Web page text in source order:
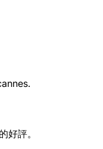
好評。